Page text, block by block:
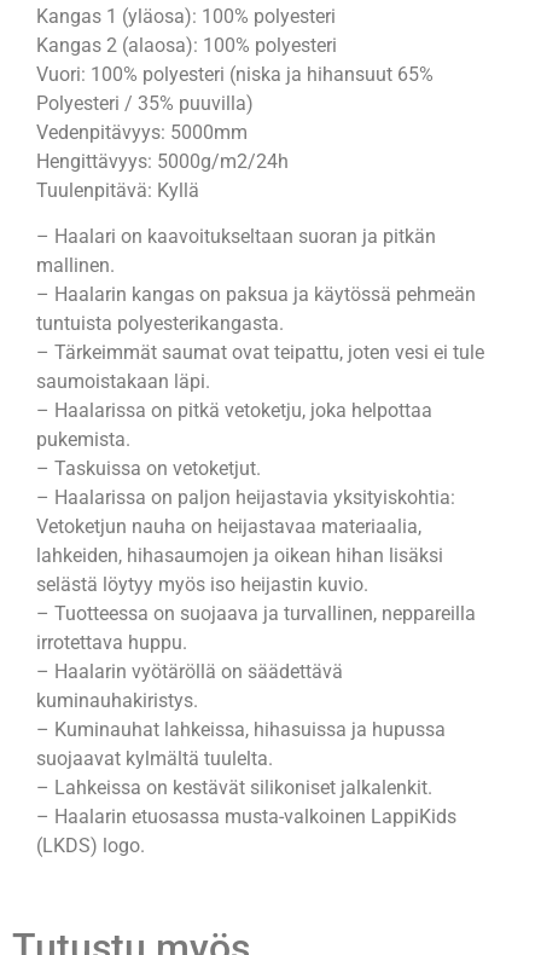
Kangas 1 (yläosa): 100% polyesteri
Kangas 2 (alaosa): 100% polyesteri
Vuori: 100% polyesteri (niska ja hihansuut 65%
Polyesteri / 35% puuvilla)
Vedenpitävyys: 5000mm
Hengittävyys: 5000g/m2/24h
Tuulenpitävä: Kyllä
– Haalari on kaavoitukseltaan suoran ja pitkän
mallinen.
– Haalarin kangas on paksua ja käytössä pehmeän
tuntuista polyesterikangasta.
– Tärkeimmät saumat ovat teipattu, joten vesi ei tule
saumoistakaan läpi.
– Haalarissa on pitkä vetoketju, joka helpottaa
pukemista.
– Taskuissa on vetoketjut.
– Haalarissa on paljon heijastavia yksityiskohtia:
Vetoketjun nauha on heijastavaa materiaalia,
lahkeiden, hihasaumojen ja oikean hihan lisäksi
selästä löytyy myös iso heijastin kuvio.
– Tuotteessa on suojaava ja turvallinen, neppareilla
irrotettava huppu.
– Haalarin vyötäröllä on säädettävä
kuminauhakiristys.
– Kuminauhat lahkeissa, hihasuissa ja hupussa
suojaavat kylmältä tuulelta.
– Lahkeissa on kestävät silikoniset jalkalenkit.
– Haalarin etuosassa musta-valkoinen LappiKids
(LKDS) logo.